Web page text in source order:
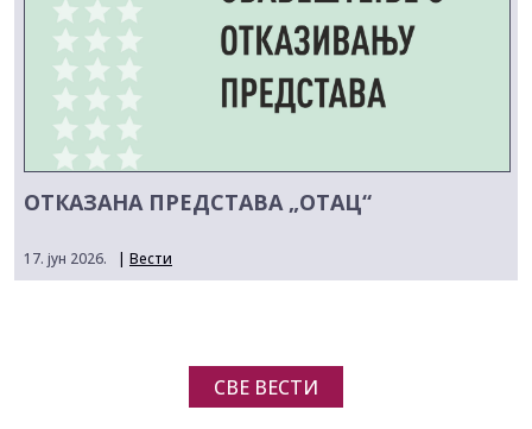
ОТКАЗАНА ПРЕДСТАВА „ОТАЦ“
17. јун 2026. | Вести
СВЕ ВЕСТИ